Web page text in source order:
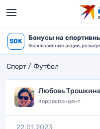
50K Бонусы на
Эксклюзивные акции,
Спорт Футбол
Любовь
Корреспондент
22.01.2023